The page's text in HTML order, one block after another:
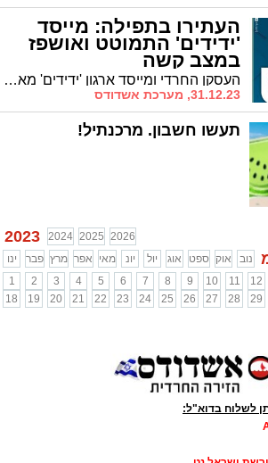
העתירו בתפילה: מייסד
'ידידים' התמוטט ואושפז
במצב קשה
העסקן החרדי ומייסד ארגון 'ידידים' מאיר וינר התמוטט הבוקר לאחר שחש כאבים בחזהו ואושפז בבית החולים שערי צדק בירושלים במצב קשה
31.12.23, מערכת אשדודס
תעשו חשבון. מרכנתיל!
2023 2024 2025 2026
ינו
פבר מרץ אפר מאי יונ יול אוג ספט אוק נוב
1 2 3 4 5 6 7 8 9 10 11 12
18
19 20 21 22 23 24 25 26 27 28 29
לשלוח בדוא"ל: